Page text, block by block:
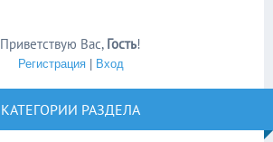
Приветствую Вас, Гость!
Регистрация| Вход
КАТЕГОРИИ РАЗДЕЛА